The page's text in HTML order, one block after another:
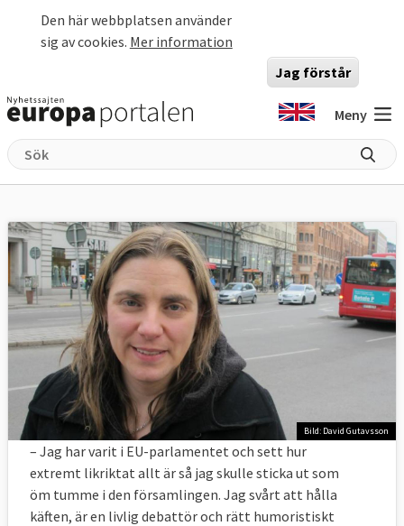
Den här webbplatsen använder
sig av cookies. Mer information
Jag förstår
Meny
Bild: David Gutavsson
– Jag har varit i EU-parlamentet och sett hur
extremt likriktat allt är så jag skulle sticka ut som
öm tumme i den församlingen. Jag svårt att hålla
käften, är en livlig debattör och rätt humoristiskt